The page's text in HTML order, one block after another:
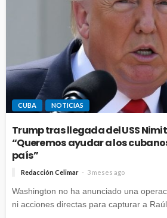
CUBA NOTICIAS
Trump tras llegada del USS
“Queremos ayudar a los
país”
Redacción Celimar 3 meses ago
Washington no ha anunciado una
ni acciones directas para capturar a